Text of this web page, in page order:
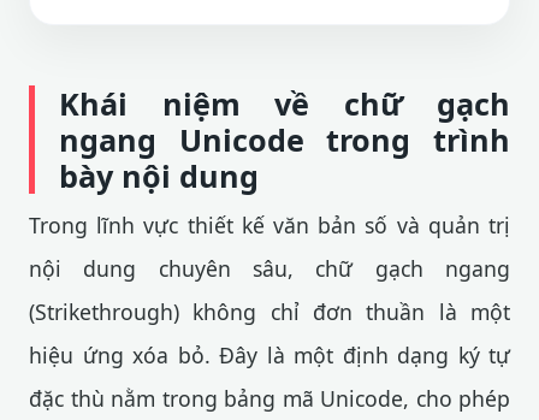
Khái niệm về chữ gạch
ngang Unicode trong trình
bày nội dung
Trong lĩnh vực thiết kế văn bản số và quản trị
nội dung chuyên sâu, chữ gạch ngang
(Strikethrough) không chỉ đơn thuần là một
hiệu ứng xóa bỏ. Đây là một định dạng ký tự
đặc thù nằm trong bảng mã Unicode, cho phép